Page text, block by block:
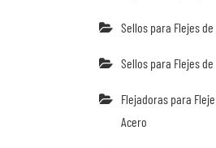
Sellos para Flejes de
Sellos para Flejes
Flejadoras para
Acero